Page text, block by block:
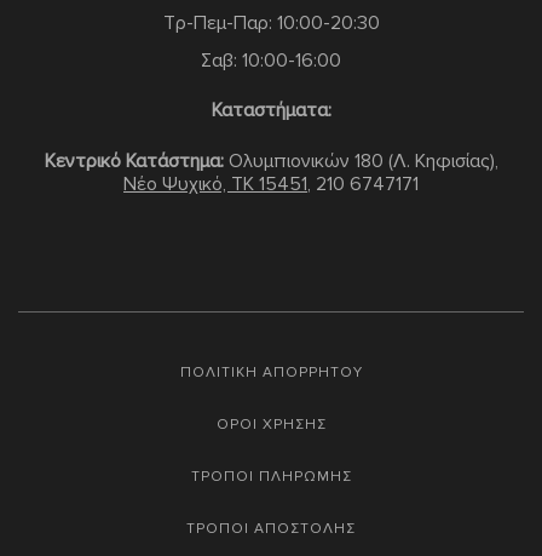
Τρ-Πεμ-Παρ: 10:00-20:30
Σαβ: 10:00-16:00
Καταστήματα:
Κεντρικό Κατάστημα:Ολυμπιονικών 180 (Λ. Κηφισίας),
Νέο Ψυχικό, TK 15451, 210 6747171
ΠΟΛΙΤΙΚΗ ΑΠΟΡΡΗΤΟΥ
ΟΡΟΙ ΧΡΗΣΗΣ
ΤΡΟΠΟΙ ΠΛΗΡΩΜΗΣ
ΤΡΟΠΟΙ ΑΠΟΣΤΟΛΗΣ